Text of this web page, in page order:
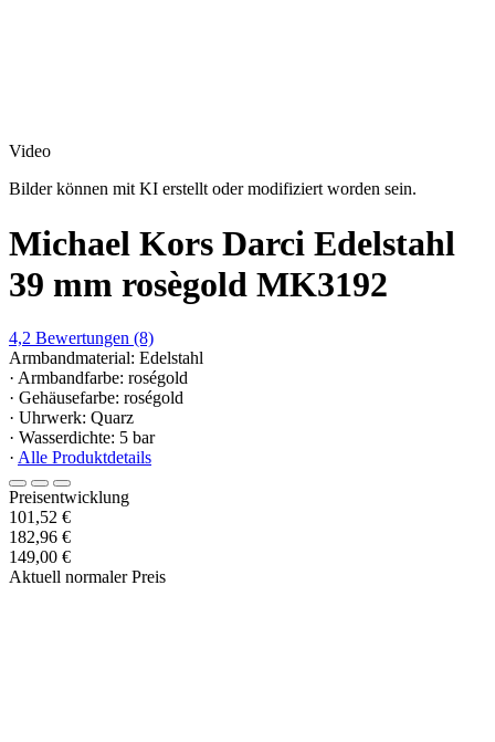
Video
Bilder können mit KI erstellt oder modifiziert worden sein.
Michael Kors Darci Edelstahl
39 mm rosègold MK3192
4,2 Bewertungen (8)
Armbandmaterial: Edelstahl
· Armbandfarbe: roségold
· Gehäusefarbe: roségold
· Uhrwerk: Quarz
· Wasserdichte: 5 bar
· Alle Produktdetails
Preisentwicklung
101,52 €
182,96 €
149,00 €
Aktuell normaler Preis